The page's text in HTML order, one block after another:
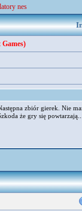
nes
zbiór gierek. Nie
że gry się